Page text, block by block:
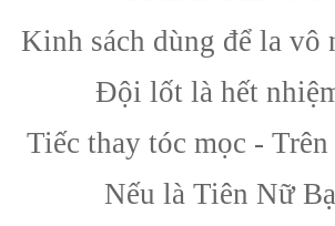
Kinh sách dùng để la vô
Đội lốt là hết
Tiếc thay tóc mọc - Trên
Nếu là Tiên Nữ